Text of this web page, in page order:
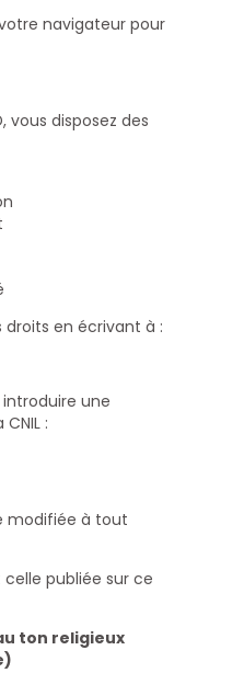
navigateur pour
vous disposez des
droits en écrivant à :
une
:
modifiée à tout
publiée sur ce
ton religieux